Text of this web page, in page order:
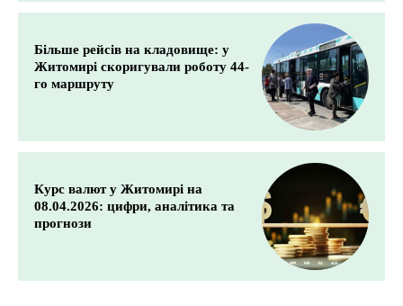
Більше рейсів на кладовище: у
Житомирі скоригували роботу 44-
го маршруту
Курс валют у Житомирі на
08.04.2026: цифри, аналітика та
прогнози